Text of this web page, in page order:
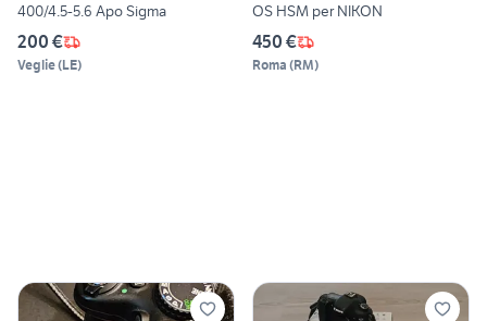
400/4.5-5.6 Apo Sigma
200 €
Veglie(LE)
OS HSM per NIKON
450 €
Roma (RM)